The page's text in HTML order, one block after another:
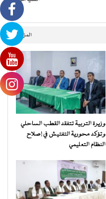
المزيد..
وزيرة التربية تتفقد القطب الساحلي
وتؤكد محورية التفتيش في إصلاح
النظام التعليمي